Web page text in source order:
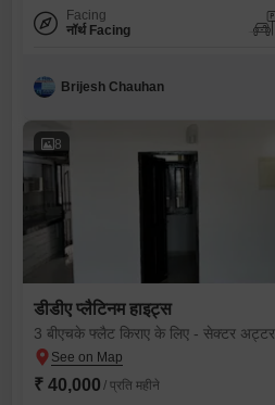
Facing
नॉर्थ Facing
Brijesh Chauhan
8
डीडीए प्लैटिनम हाइट्स
3 बीएचके फ्लैट किराए के लिए - सेक्टर अट्टर
₹ 40,000 / प्रति महीने